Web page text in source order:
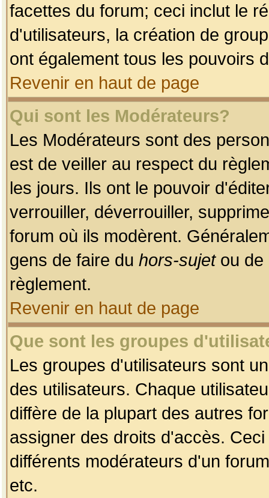
facettes du forum; ceci inclut le
d'utilisateurs, la création de
ont également tous les pouvoirs
Revenir en haut de page
Qui sont les Modérateurs?
Les Modérateurs sont des
est de veiller au respect du
les jours. Ils ont le pouvoir
verrouiller, déverrouiller,
forum où ils modèrent.
gens de faire du hors-sujetou de
règlement.
Revenir en haut de page
Que sont les groupes
Les groupes d'utilisateurs sont
des utilisateurs. Chaque
diffère de la plupart des autres
assigner des droits d'accès.
différents modérateurs d'un
etc.